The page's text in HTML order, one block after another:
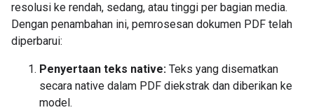
resolusi ke rendah, sedang, atau tinggi per bagian media.
Dengan penambahan ini, pemrosesan dokumen PDF telah
diperbarui:
Penyertaan teks native: Teks yang disematkan
secara native dalam PDF diekstrak dan diberikan ke
model.